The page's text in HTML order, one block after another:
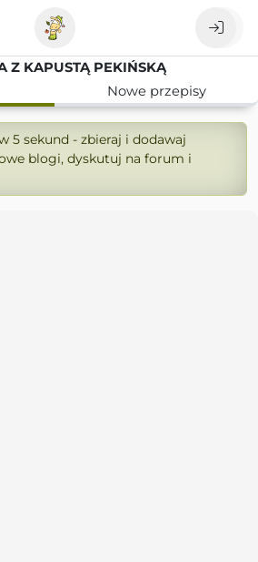
Z KAPUSTĄ PEKIŃSKĄ
Nowe przepisy
5 sekund - zbieraj i dodawaj
blogi, dyskutuj na forum i